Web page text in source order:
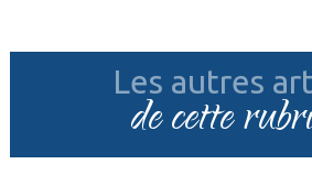
Les autres
de cette